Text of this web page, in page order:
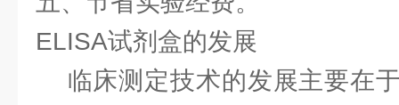
ELISA试剂盒的发展
临床测定技术的发展主要在